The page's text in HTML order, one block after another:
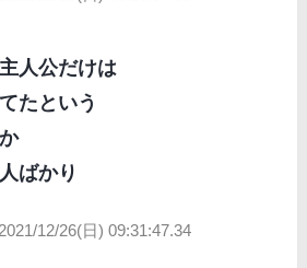
人公だけは
たという
ばかり
2021/12/26(日) 09:31:47.34